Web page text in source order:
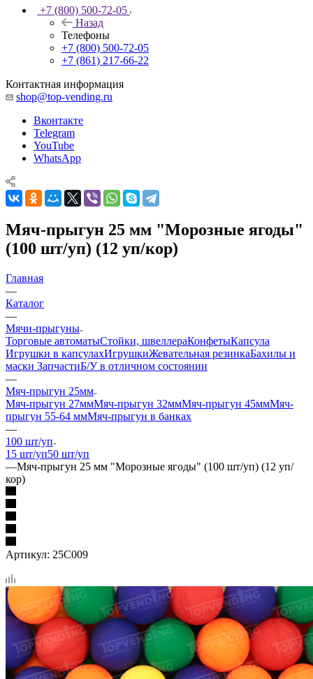
+7 (800) 500-72-05
Назад
Телефоны
+7 (800) 500-72-05
+7 (861) 217-66-22
Контактная информация
shop@top-vending.ru
Вконтакте
Telegram
YouTube
WhatsApp
Мяч-прыгун 25 мм "Морозные ягоды"
(100 шт/уп) (12 уп/кор)
Главная
—
Каталог
—
Мячи-прыгуны
Торговые автоматыСтойки, швеллераКонфетыКапсула
Игрушки в капсулахИгрушкиЖевательная резинкаБахилы и
маски ЗапчастиБ/У в отличном состоянии
—
Мяч-прыгун 25мм
Мяч-прыгун 27ммМяч-прыгун 32ммМяч-прыгун 45ммМяч-
прыгун 55-64 ммМяч-прыгун в банках
—
100 шт/уп
15 шт/уп50 шт/уп
—Мяч-прыгун 25 мм "Морозные ягоды" (100 шт/уп) (12 уп/
кор)
Артикул: 25С009